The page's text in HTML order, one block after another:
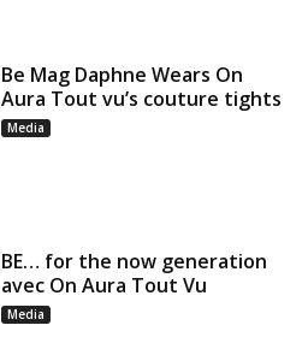
Be Mag Daphne Wears On
Aura Tout vu’s couture tights
Media
BE… for the now generation
avec On Aura Tout Vu
Media